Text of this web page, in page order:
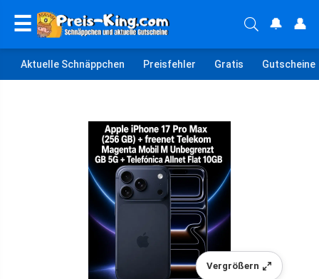
☰ 🔔 👤
Aktuelle Schnäppchen Preisfehler Gratis Gutscheine
Vergrößern